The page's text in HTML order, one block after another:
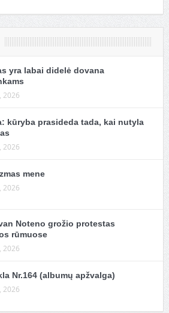
yra labai didelė dovana
2026
kūryba prasideda tada, kai nutyla
2026
mene
2026
Noteno grožio protestas
rūmuose
2026
Nr.164 (albumų apžvalga)
2026